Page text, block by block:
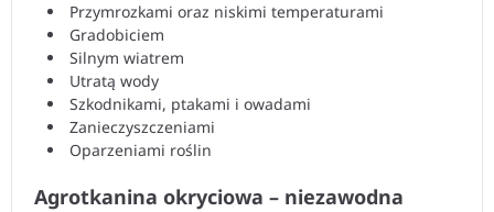
Przymrozkami oraz niskimi temperaturami
Gradobiciem
Silnym wiatrem
Utratą wody
Szkodnikami, ptakami i owadami
Zanieczyszczeniami
Oparzeniami roślin
Agrotkanina okryciowa – niezawodna